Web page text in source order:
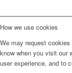
How we use cookies
We may request
know when you visit our
user experience, and to